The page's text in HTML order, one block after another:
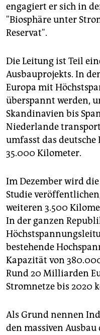
engagiert er sich in
"Biosphäre unter
Reservat".
Die Leitung ist Teil
Ausbauprojekts. In
Europa mit
überspannt werden,
Skandinavien bis
Niederlande
umfasst das
35.000 Kilometer.
Im Dezember wird
Studie
weiteren 3.500
In der ganzen
bestehende
Kapazität von
Rund 20 Milliarden
Stromnetze bis 2020
Als Grund nennen
den massiven